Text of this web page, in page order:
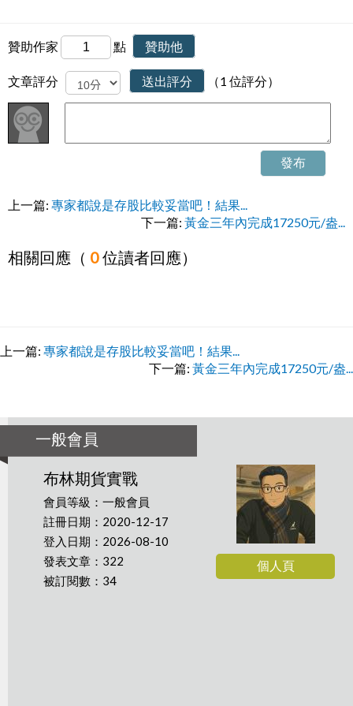
贊助作家 點 贊助他
文章評分 送出評分 （1 位評分）
發布
上一篇: 專家都說是存股比較妥當吧！結果...
下一篇: 黃金三年內完成17250元/盎...
相關回應（ 0位讀者回應）
上一篇: 專家都說是存股比較妥當吧！結果...
下一篇: 黃金三年內完成17250元/盎...
一般會員
布林期貨實戰
會員等級：一般會員
註冊日期：2020-12-17
登入日期：2026-08-10
發表文章：322
被訂閱數：34
個人頁